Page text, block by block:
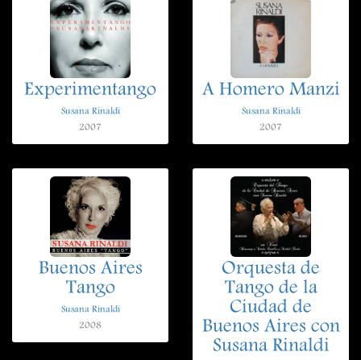
Experimentango
Susana Rinaldi
2007
A Homero Manzi
Susana Rinaldi
2007
Buenos Aires
Tango
Susana Rinaldi
2008
Orquesta de
Tango de la
Ciudad de
Buenos Aires con
Susana Rinaldi